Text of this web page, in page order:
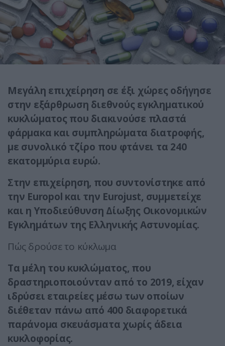
Μεγάλη επιχείρηση σε έξι χώρες οδήγησε
στην εξάρθρωση διεθνούς εγκληματικού
κυκλώματος που διακινούσε πλαστά
φάρμακα και συμπληρώματα διατροφής,
με συνολικό τζίρο που φτάνει τα 240
εκατομμύρια ευρώ.
Στην επιχείρηση, που συντονίστηκε από
την Europol και την Eurojust, συμμετείχε
και η Υποδιεύθυνση Δίωξης Οικονομικών
Εγκλημάτων της Ελληνικής Αστυνομίας.
Πώς δρούσε το κύκλωμα
Τα μέλη του κυκλώματος, που
δραστηριοποιούνταν από το 2019, είχαν
ιδρύσει εταιρείες μέσω των οποίων
διέθεταν πάνω από 400 διαφορετικά
παράνομα σκευάσματα χωρίς άδεια
κυκλοφορίας.